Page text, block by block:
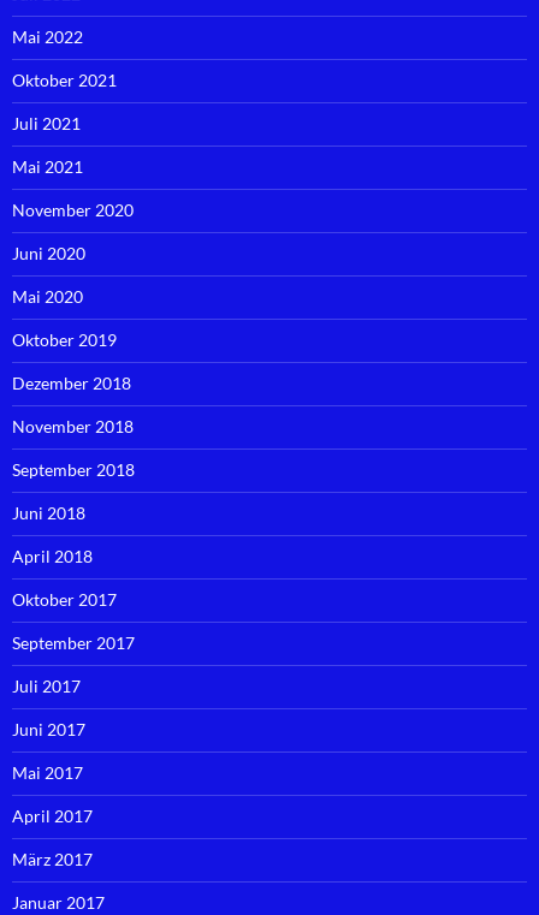
Mai 2022
Oktober 2021
Juli 2021
Mai 2021
November 2020
Juni 2020
Mai 2020
Oktober 2019
Dezember 2018
November 2018
September 2018
Juni 2018
April 2018
Oktober 2017
September 2017
Juli 2017
Juni 2017
Mai 2017
April 2017
März 2017
Januar 2017